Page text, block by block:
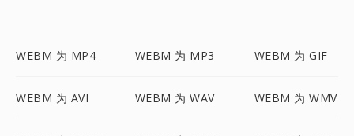
WEBM 为 MP4 WEBM 为 MP3 WEBM 为 GIF
WEBM 为 AVI WEBM 为 WAV WEBM 为 WMV